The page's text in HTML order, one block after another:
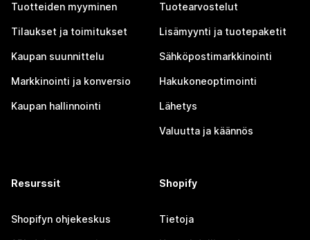
Tuotteiden myyminen
Tilaukset ja toimitukset
Kaupan suunnittelu
Markkinointi ja konversio
Kaupan hallinnointi
Tuotearvostelut
Lisämyynti ja tuotepaketit
Sähköpostimarkkinointi
Hakukoneoptimointi
Lähetys
Valuutta ja käännös
Resurssit
Shopifyn ohjekeskus
Shopify
Tietoja